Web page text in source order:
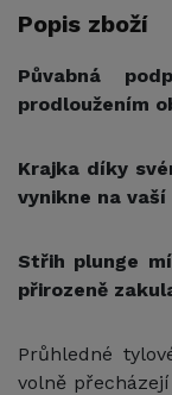
Popis zboží
Půvabná
prodloužením
Krajka díky
vynikne na vaší
Střih plunge
přirozeně
Průhledné
volně